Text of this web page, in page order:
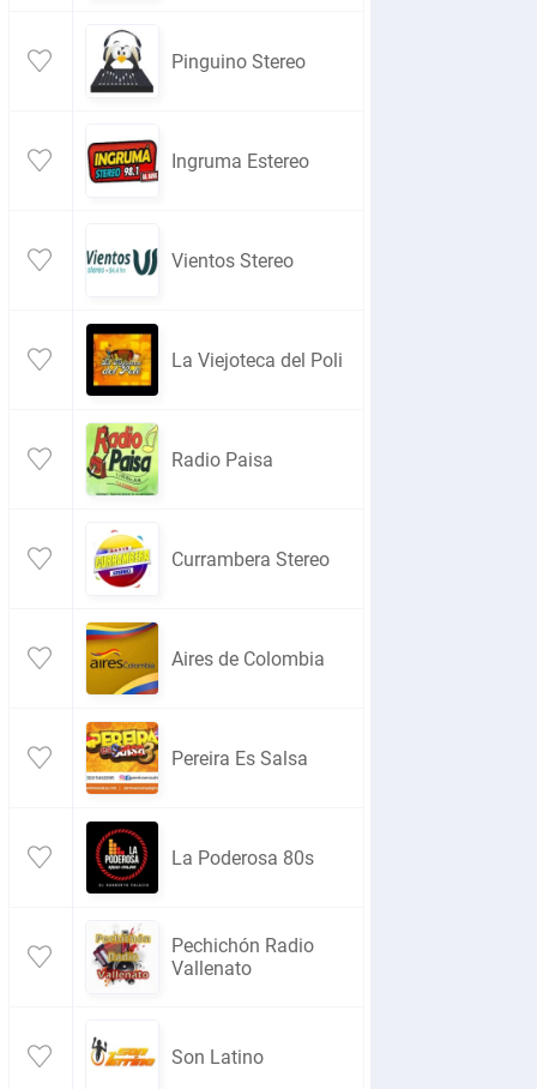
Pinguino Stereo
Ingruma Estereo
Vientos Stereo
La Viejoteca del Poli
Radio Paisa
Currambera Stereo
Aires de Colombia
Pereira Es Salsa
La Poderosa 80s
Pechichón Radio
Vallenato
Son Latino